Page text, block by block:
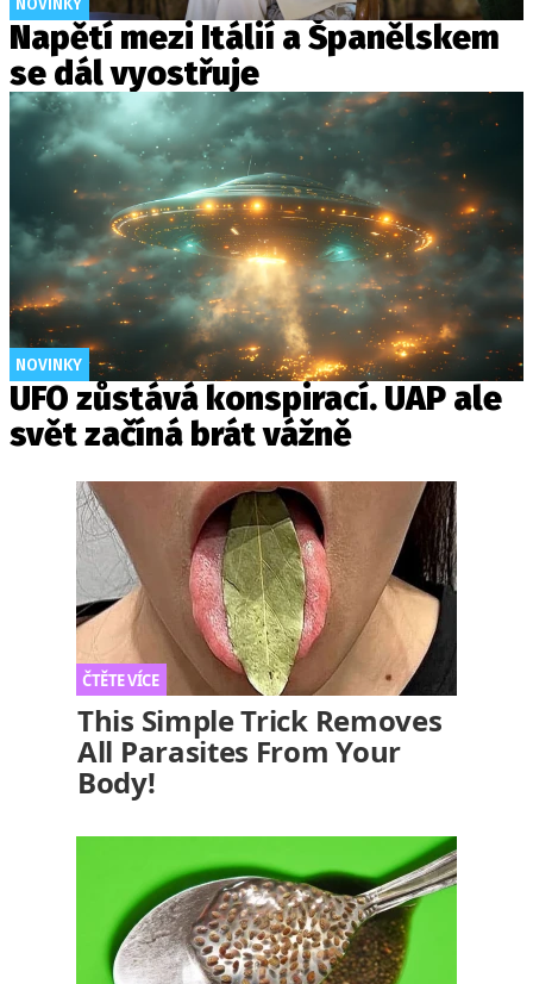
Napětí mezi Itálií a Španělskem
se dál vyostřuje
NOVINKY
UFO zůstává konspirací. UAP ale
svět začíná brát vážně
This Simple Trick Removes
All Parasites From Your
Body!